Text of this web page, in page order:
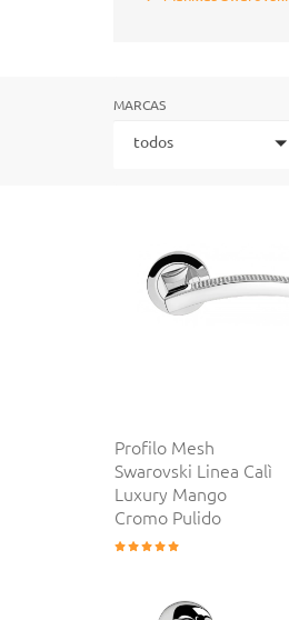
MARCAS
todos
Profilo Mesh
Swarovski Linea Calì
Luxury Mango
Cromo Pulido